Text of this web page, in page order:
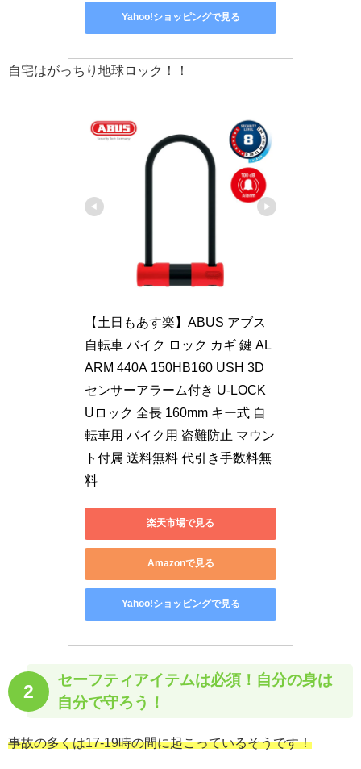
Yahoo!ショッピングで見る
自宅はがっちり地球ロック！！
【土日もあす楽】ABUS アブス
自転車 バイク ロック カギ 鍵 AL
ARM 440A 150HB160 USH 3D
センサーアラーム付き U-LOCK
Uロック 全長 160mm キー式 自
転車用 バイク用 盗難防止 マウン
ト付属 送料無料 代引き手数料無
料
楽天市場で見る
Amazonで見る
Yahoo!ショッピングで見る
2
セーフティアイテムは必須！ 自分の身は
自分で守ろう！
事故の多くは17-19時の間に起こっているそうです！